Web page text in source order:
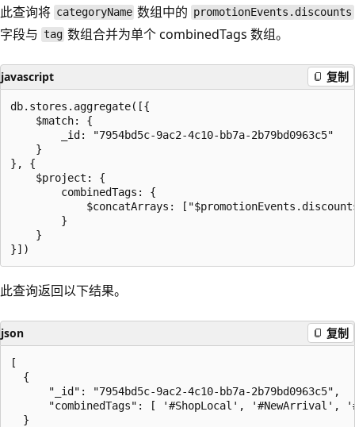
此查询将 categoryName 数组中的 promotionEvents.discounts
字段与 tag 数组合并为单个 combinedTags 数组。
javascript 复制
db.stores.aggregate([{
    $match: {
        _id: "7954bd5c-9ac2-4c10-bb7a-2b79bd0963c5"
    }
}, {
    $project: {
        combinedTags: {
$concatArrays:
        }
    }
此查询返回以下结果。
json 复制
[
  {
      "_id": "7954bd5c-9ac2-4c10-bb7a-2b79bd0963c5",
"combinedTags": [ '#ShopLocal', '#NewArrival',
  }